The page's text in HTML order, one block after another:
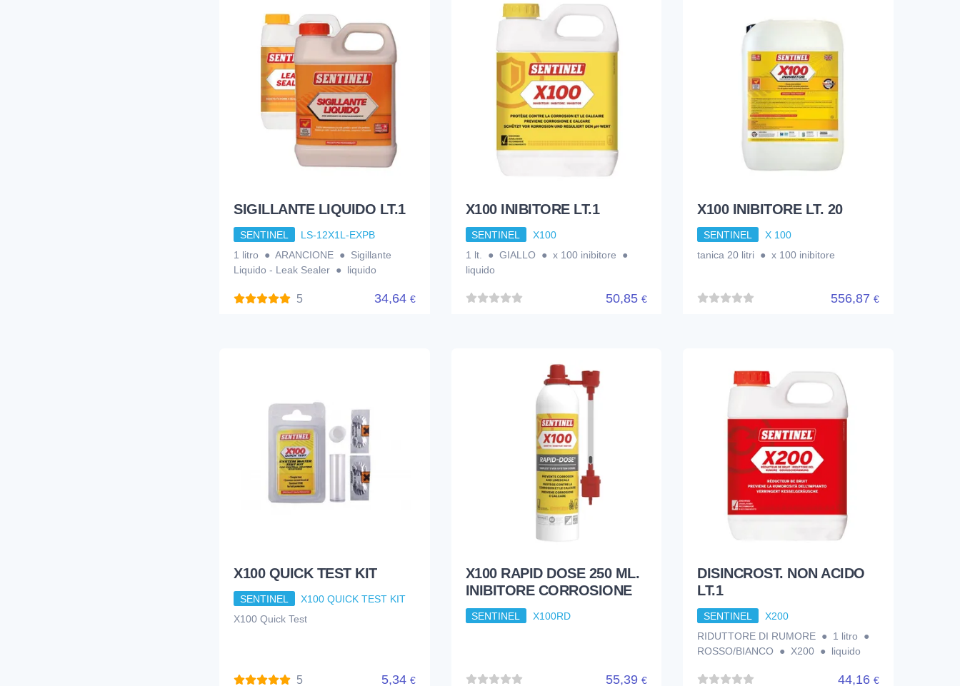
SIGILLANTE LIQUIDO LT.1
SENTINEL
LS-12X1L-EXPB
1 litro ● ARANCIONE ● Sigillante
Liquido - Leak Sealer ● liquido
5 34,64 €
X100 INIBITORE LT.1
SENTINEL
X100
1 lt. ● GIALLO ● x 100 inibitore ●
liquido
50,85€
X100 INIBITORE LT. 20
SENTINEL
X 100
tanica 20 litri ● x 100 inibitore
556,87 €
X100 QUICK TEST KIT
SENTINEL
X100 QUICK TEST KIT
X100 Quick Test
5 5,34 €
X100 RAPID DOSE 250 ML.
INIBITORE CORROSIONE
SENTINEL X100RD
55,39€
DISINCROST. NON ACIDO
LT.1
SENTINEL
X200
RIDUTTORE DI RUMORE ● 1 litro ●
ROSSO/BIANCO ● X200 ● liquido
44,16 €